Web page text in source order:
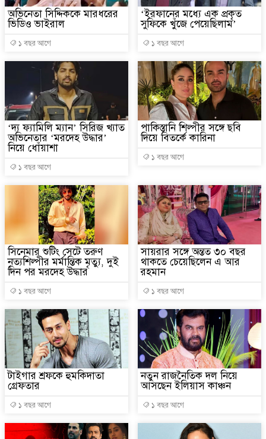
অভিনেতা সিদ্দিককে মারধরের
ভিডিও ভাইরাল
১ বছর আগে
‘ইরফানের মধ্যে এক প্রকৃত
সুফিকে খুঁজে পেয়েছিলাম’
১ বছর আগে
‘দ্য ফ্যামিলি ম্যান’ সিরিজ খ্যাত
অভিনেতার ‘মরদেহ উদ্ধার’
নিয়ে ধোঁয়াশা
১ বছর আগে
পাকিস্তানি শিল্পীর সঙ্গে ছবি
দিয়ে বিতর্কে কারিনা
১ বছর আগে
সিনেমার শুটিং সেটে তরুণ
নৃত্যশিল্পীর মর্মান্তিক মৃত্যু, দুই
দিন পর মরদেহ উদ্ধার
১ বছর আগে
সায়রার সঙ্গে অন্তত ৩০ বছর
থাকতে চেয়েছিলেন এ আর
রহমান
১ বছর আগে
টাইগার শ্রফকে হুমকিদাতা
গ্রেফতার
১ বছর আগে
নতুন রাজনৈতিক দল নিয়ে
আসছেন ইলিয়াস কাঞ্চন
১ বছর আগে